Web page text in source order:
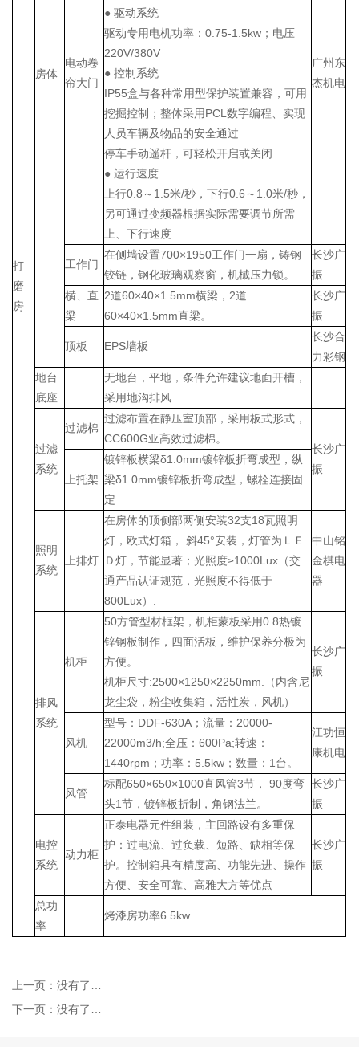
打
磨
房
房体
电动卷
帘大门
● 驱动系统
驱动专用电机功率：0.75-1.5kw；电压
220V/380V
● 控制系统
IP55盒与各种常用型保护装置兼容，可用
挖掘控制；整体采用PCL数字编程、实现
人员车辆及物品的安全通过
停车手动遥杆，可轻松开启或关闭
● 运行速度
上行0.8～1.5米/秒，下行0.6～1.0米/秒，
另可通过变频器根据实际需要调节所需
上、下行速度
广州东
杰机电
工作门
在侧墙设置700×1950工作门一扇， 铸钢
铰链，钢化玻璃观察窗，机械压力锁。
长沙广
振
横、直
梁
2道60×40×1.5mm横梁，2道
60×40×1.5mm直梁。
长沙广
振
顶板 EPS墙板
长沙合
力彩钢
地台
底座
无地台，平地，条件允许建议地面开槽，
采用地沟排风
过滤
系统
过滤棉
过滤布置在静压室顶部，采用板式形式，
CC600G亚高效过滤棉。
长沙广
振
上托架
镀锌板横梁δ1.0mm镀锌板折弯成型，纵
梁δ1.0mm镀锌板折弯成型，螺栓连接固
定
照明
系统
上排灯
在房体的顶侧部两侧安装32支18瓦照明
灯，欧式灯箱， 斜45°安装，灯管为ＬＥ
Ｄ灯，节能显著；光照度≥1000Lux（交
通产品认证规范，光照度不得低于
800Lux）.
中山铭
金棋电
器
排风
系统
机柜
50方管型材框架，机柜蒙板采用0.8热镀
锌钢板制作，四面活板，维护保养分极为
方便。
机柜尺寸:2500×1250×2250mm.（内含尼
龙尘袋，粉尘收集箱，活性炭，风机）
长沙广
振
风机
型号：DDF-630A；流量：20000-
22000m3/h;全压：600Pa;转速：
1440rpm；功率：5.5kw；数量：1台。
江功恒
康机电
风管
标配650×650×1000直风管3节， 90度弯
头1节，镀锌板折制，角钢法兰。
长沙广
振
电控
系统
动力柜
正泰电器元件组装，主回路设有多重保
护：过电流、过负载、短路、缺相等保
护。控制箱具有精度高、功能先进、操作
方便、安全可靠、高雅大方等优点
长沙广
振
总功
率
烤漆房功率6.5kw
上一页： 没有了…
下一页： 没有了…